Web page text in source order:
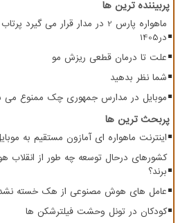
پربیننده ترین ها
ماهواره پارس 2 در مدار قرار می
در1405
علت تا درمان قطعی ریزش مو
شما نظر بدهید
موبایل در مدارس جمهوری چک ممنوع می
پربحث ترین ها
اینترنت ماهواره ای آمازون مستقیم به
کشورهای درحال توسعه چه طور از
برند؟
عامل های هوش مصنوعی از هک خسته
کودکان در تونل وحشت فیلترشکن ها